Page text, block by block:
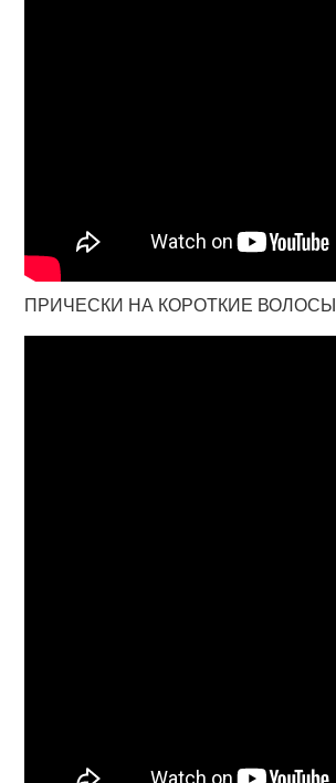
ПРИЧЕСКИ НА КОРОТКИЕ ВОЛОСЫ